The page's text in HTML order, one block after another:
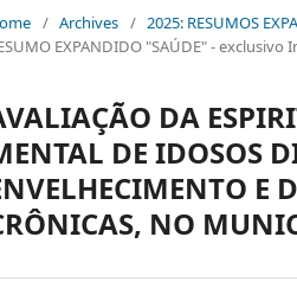
/ Archives / 2025: RESUMOS
EXPANDIDO "SAÚDE" -
DA
DE IDOSOS
E
NO